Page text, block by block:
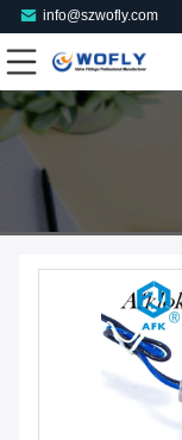
info@szwofly.com